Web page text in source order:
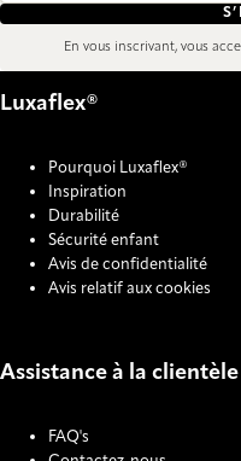
En vous inscrivant, vous
Luxaflex®
Pourquoi Luxaflex®
Inspiration
Durabilité
Sécurité enfant
Avis de confidentialité
Avis relatif aux cookies
Assistance à la clientèle
FAQ's